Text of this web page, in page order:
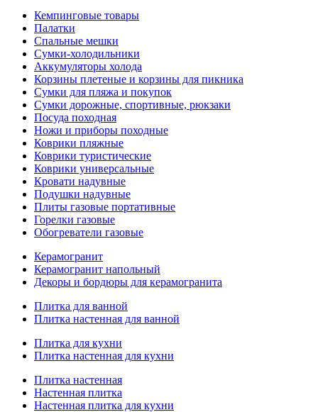
Кемпинговые товары
Палатки
Спальные мешки
Сумки-холодильники
Аккумуляторы холода
Корзины плетеные и корзины для пикника
Сумки для пляжа и покупок
Сумки дорожные, спортивные, рюкзаки
Посуда походная
Ножи и приборы походные
Коврики пляжные
Коврики туристические
Коврики универсальные
Кровати надувные
Подушки надувные
Плиты газовые портативные
Горелки газовые
Обогреватели газовые
Керамогранит
Керамогранит напольный
Декоры и бордюры для керамогранита
Плитка для ванной
Плитка настенная для ванной
Плитка для кухни
Плитка настенная для кухни
Плитка настенная
Настенная плитка
Настенная плитка для кухни